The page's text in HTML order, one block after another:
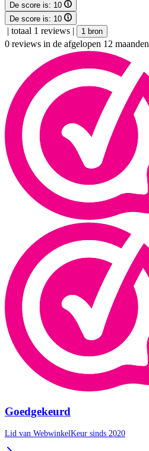
De score is: 10
De score is: 10
| totaal 1 reviews | 1 bron
0 reviews in de afgelopen 12 maanden
Goedgekeurd
Lid van WebwinkelKeur sinds 2020